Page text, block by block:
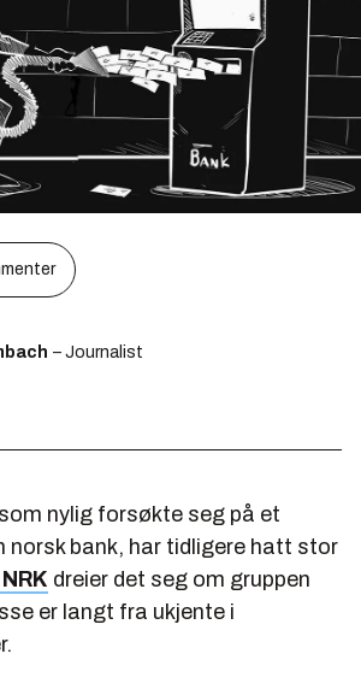
– Journalist
nylig forsøkte seg på et
norsk bank, har tidligere hatt stor
dreier det seg om gruppen
er langt fra ukjente i